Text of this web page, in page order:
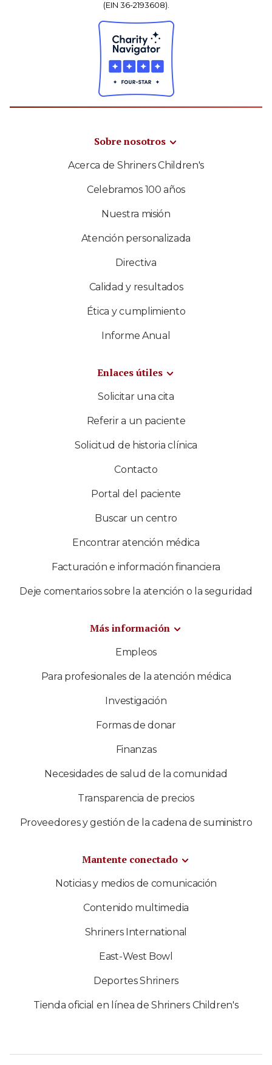
(EIN 36-2193608).
Sobre nosotros
Acerca de Shriners Children's
Celebramos 100 años
Nuestra misión
Atención personalizada
Directiva
Calidad y resultados
Ética y cumplimiento
Informe Anual
Enlaces útiles
Solicitar una cita
Referir a un paciente
Solicitud de historia clínica
Contacto
Portal del paciente
Buscar un centro
Encontrar atención médica
Facturación e información financiera
Deje comentarios sobre la atención o la seguridad
Más información
Empleos
Para profesionales de la atención médica
Investigación
Formas de donar
Finanzas
Necesidades de salud de la comunidad
Transparencia de precios
Proveedores y gestión de la cadena de suministro
Mantente conectado
Noticias y medios de comunicación
Contenido multimedia
Shriners International
East-West Bowl
Deportes Shriners
Tienda oficial en línea de Shriners Children's